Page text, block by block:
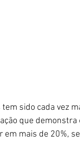
sido cada vez
que
em mais de 20%,